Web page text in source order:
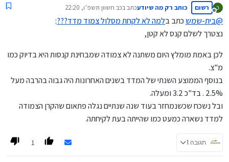
הרי כיום הריביות גבוהות זה לא סוד אם ניקח מסלול לא צמוד קבוע
נקבל ריבית באזור 4.5-5 אחוז, כשנבוא למחזר בעוד נניח שנתיים
שהריביות יהיו שפויות נצטרך לשלם קנס לא קטן, אז אולי עדיף לקחת
מצטמצם כבר בריבית הנמוכה שקיבלנו ובנוסף כשנמחזר בעוד
אלפי שקלים!!!
כ
מנותק
רשום כותב רק מה שיודעכתב בכב חשוון תשפ״ו, 22:20
נערך לאחרונה על ידי
@בית-שמשכתב בלמה לא לקחת מסלול צמוד מדד???:
נצטרך לשלם קנס לא קטן,
לכן באמת מומלץ היום משתנה לא צמודה שמבחינת קנסות היא בדיוק כמו
מ"צ.
בנוסף הממוצע השנתי של המדד בשנים האחרונות היה גבוה בהרבה מעל
2.5% . בד"כ 3.2 ומעלה.
ובל נשכח שכשנמחזר בעוד שנה שנתיים נגלה פתאום שהקרן הצמודה
למדד נשארה כמעט כמו שהייתה בעת לקיחתה.
תגובה 1 1